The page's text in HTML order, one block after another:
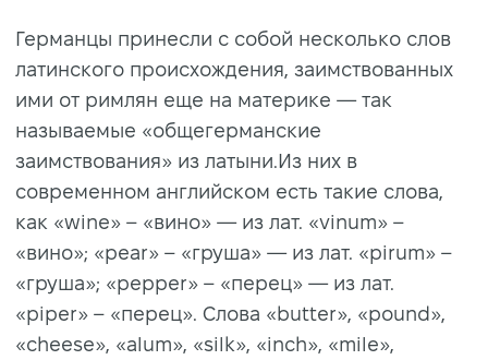
Германцы принесли с собой несколько слов
латинского происхождения, заимствованных
ими от римлян еще на материке — так
называемые «общегерманские
заимствования» из латыни.Из них в
современном английском есть такие слова,
как «wine» – «вино» — из лат. «vinum» –
«вино»; «pear» – «груша» — из лат. «pirum» –
«груша»; «pepper» – «перец» — из лат.
«piper» – «перец». Слова «butter», «pound»,
«cheese», «alum», «silk», «inch», «mile»,